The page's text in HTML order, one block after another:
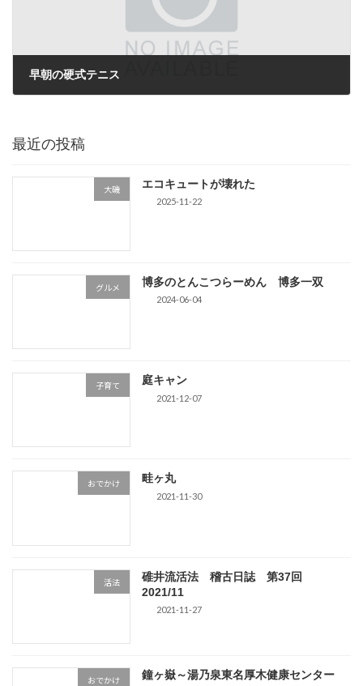
早朝の硬式テニス
最近の投稿
大磯 エコキュートが壊れた
2025-11-22
グルメ 博多のとんこつらーめん 博多一双
2024-06-04
子育て 庭キャン
2021-12-07
おでかけ 畦ヶ丸
2021-11-30
活法
碓井流活法 稽古日誌 第37回
2021/11
2021-11-27
おでかけ 鐘ヶ嶽～湯乃泉東名厚木健康センター